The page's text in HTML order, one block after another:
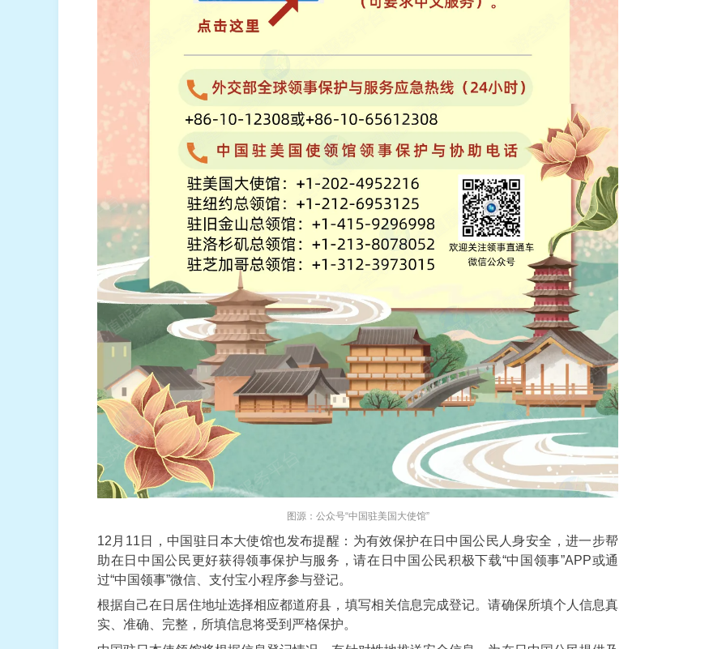
图源：公众号“中国驻美国大使馆”
12月11日，中国驻日本大使馆也发布提醒：为有效保护在日中国公民人身安全，进一步帮
助在日中国公民更好获得领事保护与服务，请在日中国公民积极下载“中国领事”APP或通
过“中国领事”微信、支付宝小程序参与登记。
根据自己在日居住地址选择相应都道府县，填写相关信息完成登记。请确保所填个人信息真
实、准确、完整，所填信息将受到严格保护。